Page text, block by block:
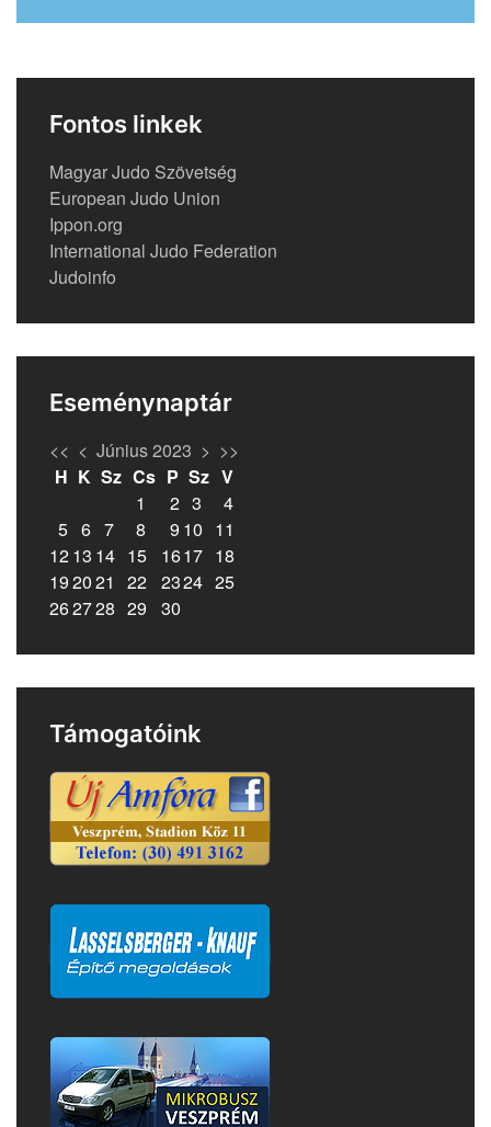
Fontos linkek
Magyar Judo Szövetség
European Judo Union
Ippon.org
International Judo Federation
Judoinfo
Eseménynaptár
<< < Június 2023 > >>
H K Sz Cs P Sz V
1
2 3
4
5 6 7 8 9 10 11
1213 14 15 1617 18
192021 22 2324 25
262728 29 30
Támogatóink